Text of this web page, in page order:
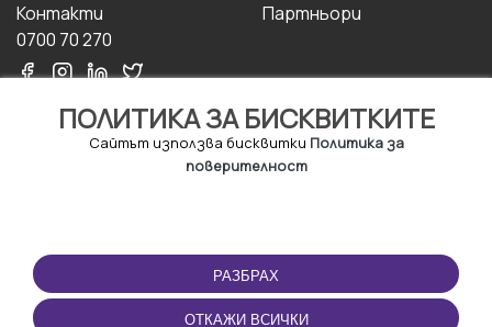
ПОЛИТИКА ЗА БИСКВИТКИТЕ
Сайтът използва бисквитки Политика за
поверителност
РАЗБРАХ
ОТКАЖИ ВСИЧКИ
Контакти
0700 70 270
Партньори
ПОЛЗВАНЕ
Правила и условия за
ползване
ПРИЛОЖЕНИЕТО